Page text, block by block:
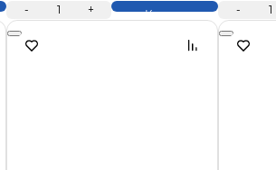
- 1 + Купить - 1